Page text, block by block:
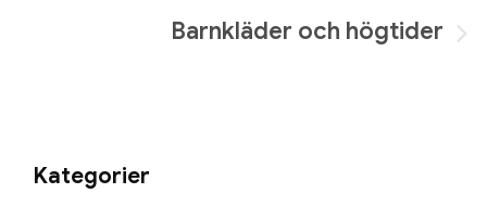
Barnkläder och högtider
Kategorier